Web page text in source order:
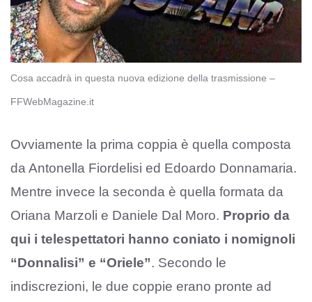
Cosa accadrà in questa nuova edizione della trasmissione –
FFWebMagazine.it
Ovviamente la prima coppia è quella composta
da Antonella Fiordelisi ed Edoardo Donnamaria.
Mentre invece la seconda è quella formata da
Oriana Marzoli e Daniele Dal Moro. Proprio da
qui i telespettatori hanno coniato i nomignoli
“Donnalisi” e “Oriele”. Secondo le
indiscrezioni, le due coppie erano pronte ad